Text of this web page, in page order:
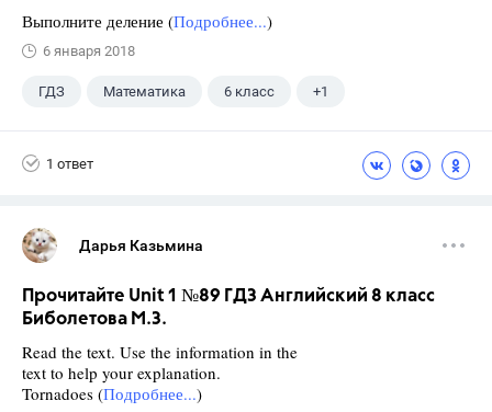
Выполните деление (Подробнее...)
6 января 2018
ГДЗ Математика 6 класс +1
1 ответ
Дарья Казьмина
Прочитайте Unit 1 №89 ГДЗ Английский 8 класс
Биболетова М.З.
Read the text. Use the information in the
text to help your explanation.
Tornadoes (Подробнее...)